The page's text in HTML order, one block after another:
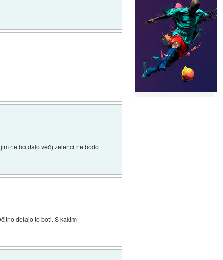
ne bo dalo več) zelenci ne bodo
delajo to boti. S kakim